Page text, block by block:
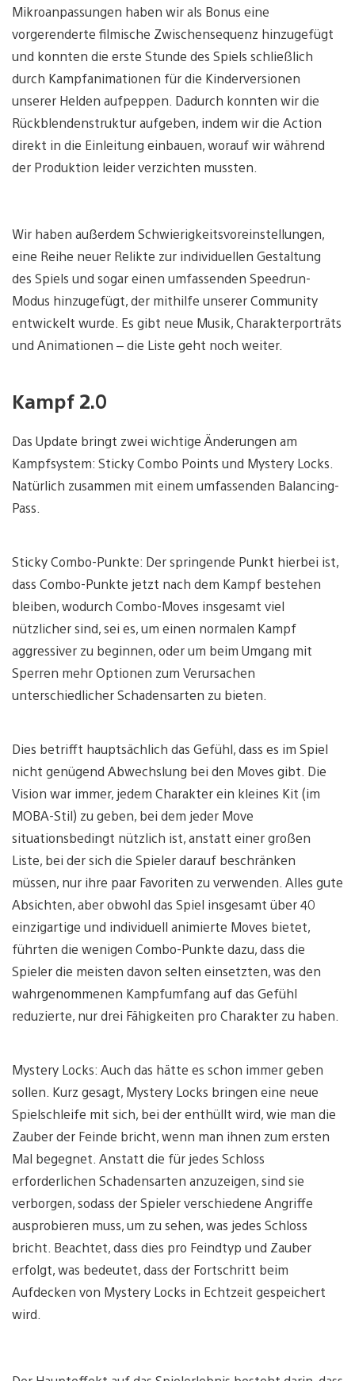
Mikroanpassungen haben wir als Bonus eine
vorgerenderte filmische Zwischensequenz hinzugefügt
und konnten die erste Stunde des Spiels schließlich
durch Kampfanimationen für die Kinderversionen
unserer Helden aufpeppen. Dadurch konnten wir die
Rückblendenstruktur aufgeben, indem wir die Action
direkt in die Einleitung einbauen, worauf wir während
der Produktion leider verzichten mussten.
Wir haben außerdem Schwierigkeitsvoreinstellungen,
eine Reihe neuer Relikte zur individuellen Gestaltung
des Spiels und sogar einen umfassenden Speedrun-
Modus hinzugefügt, der mithilfe unserer Community
entwickelt wurde. Es gibt neue Musik, Charakterporträts
und Animationen – die Liste geht noch weiter.
Kampf 2.0
Das Update bringt zwei wichtige Änderungen am
Kampfsystem: Sticky Combo Points und Mystery Locks.
Natürlich zusammen mit einem umfassenden Balancing-
Pass.
Sticky Combo-Punkte: Der springende Punkt hierbei ist,
dass Combo-Punkte jetzt nach dem Kampf bestehen
bleiben, wodurch Combo-Moves insgesamt viel
nützlicher sind, sei es, um einen normalen Kampf
aggressiver zu beginnen, oder um beim Umgang mit
Sperren mehr Optionen zum Verursachen
unterschiedlicher Schadensarten zu bieten.
Dies betrifft hauptsächlich das Gefühl, dass es im Spiel
nicht genügend Abwechslung bei den Moves gibt. Die
Vision war immer, jedem Charakter ein kleines Kit (im
MOBA-Stil) zu geben, bei dem jeder Move
situationsbedingt nützlich ist, anstatt einer großen
Liste, bei der sich die Spieler darauf beschränken
müssen, nur ihre paar Favoriten zu verwenden. Alles gute
Absichten, aber obwohl das Spiel insgesamt über 40
einzigartige und individuell animierte Moves bietet,
führten die wenigen Combo-Punkte dazu, dass die
Spieler die meisten davon selten einsetzten, was den
wahrgenommenen Kampfumfang auf das Gefühl
reduzierte, nur drei Fähigkeiten pro Charakter zu haben.
Mystery Locks: Auch das hätte es schon immer geben
sollen. Kurz gesagt, Mystery Locks bringen eine neue
Spielschleife mit sich, bei der enthüllt wird, wie man die
Zauber der Feinde bricht, wenn man ihnen zum ersten
Mal begegnet. Anstatt die für jedes Schloss
erforderlichen Schadensarten anzuzeigen, sind sie
verborgen, sodass der Spieler verschiedene Angriffe
ausprobieren muss, um zu sehen, was jedes Schloss
bricht. Beachtet, dass dies pro Feindtyp und Zauber
erfolgt, was bedeutet, dass der Fortschritt beim
Aufdecken von Mystery Locks in Echtzeit gespeichert
wird.